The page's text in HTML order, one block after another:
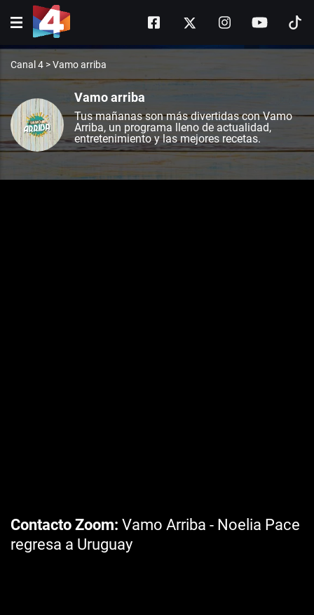
Canal 4 >Vamo arriba
Vamo arriba
Tus mañanas son más divertidas con Vamo
Arriba, un programa lleno de actualidad,
entretenimiento y las mejores recetas.
Contacto Zoom Vamo Arriba - Noelia Pace
regresa a Uruguay